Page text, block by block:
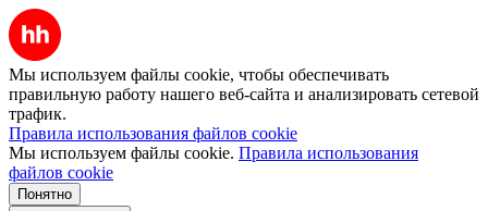
Мы используем файлы cookie, чтобы обеспечивать
правильную работу нашего веб-сайта и анализировать сетевой
трафик.
Правила использования файлов cookie
Мы используем файлы cookie. Правила использования
файлов cookie
Понятно